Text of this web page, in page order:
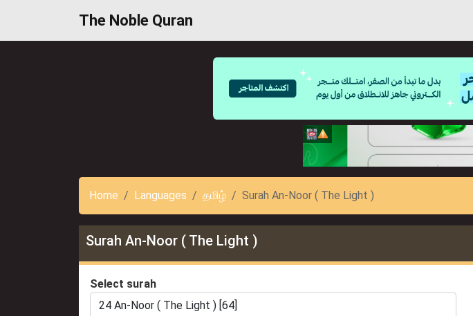
The Noble Quran
Home Languages தமிழ் Surah An-Noor ( The Light )
Surah An-Noor ( The Light )
Select surah